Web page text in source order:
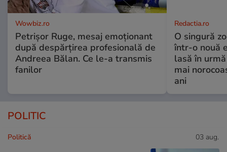
Wowbiz.ro
Petrișor Ruge, mesaj emoționant
după despărțirea profesională de
Andreea Bălan. Ce le-a transmis
fanilor
Redactia.ro
O singură
într-o nouă
lasă în
mai
ani
POLITIC
Politică 03 aug.